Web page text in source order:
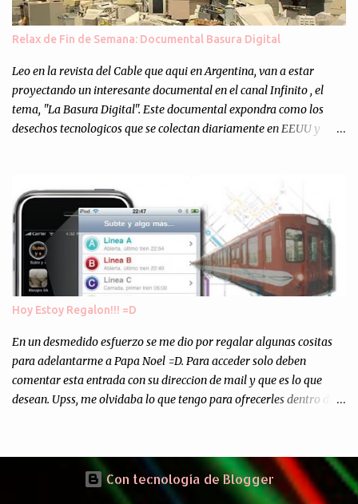
hubo que coordinar horarios, preparar el estudio, configurar
muchos programejos y hacer muchas pruebas. ¿El resultado?
Totalmente inesperado. Mas de 200 personas en vivo
escuchándonos y viendo como grabamos el semanario es, para mi
personalmente, un éxito y un logro sin precedentes. Sinceram...
Relax de Fin de Semana: Documental Basura Digital
Leo en la revista del Cable que aqui en Argentina, van a estar
proyectando un interesante documental en el canal Infinito , el
tema, "La Basura Digital". Este documental expondra como los
desechos tecnologicos que se colectan diariamente en EEUU y
Asi, todos los residuos sonincinerados produciendo lo que los
ambientalistas llaman "La Pesadilla de la Edad Cibernetica". La
transmision es el Domingo 2 de diciembre a las 21:00 hs. Me
parecio muy interesante, no creo que lo pueda ver por la hora, asi
que los comentarios los dejo en sus manos...
Hoy Estoy Regalon!!! =D
En un desmedido esfuerzo se me dio por regalar algunas cositas
para adelantarme a Papa Noel =D. Para acceder solo deben
comentar esta entrada con su direccion de mail y que es lo que
desean. Upss, me olvidaba lo que tengo para ofrecerles dentro de
del Sr. Angel Traversi de AMT Desarrollos * 7 Invitaciones para
Google Wave , si bien ya son muchas las que estan dando vueltas,
nunca estan de mas. (*) Sobre Subtes y Algo Mas : La forma más
Con tecnología de Blogger